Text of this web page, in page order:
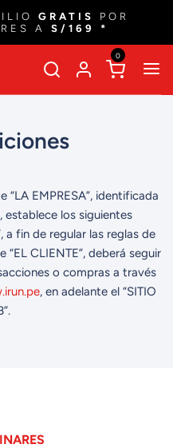
GRATIS
POR
A S/169 *
0
“LA EMPRESA”, identificada
establece los siguientes
a fin de regular las reglas de
CLIENTE”, deberá seguir
o compras a través
, en adelante el “SITIO